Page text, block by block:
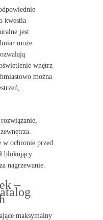
kwestia
jest
może
wnętrz
można
w ochronie przed
blokujący
nagrzewanie.
–
maksymalny